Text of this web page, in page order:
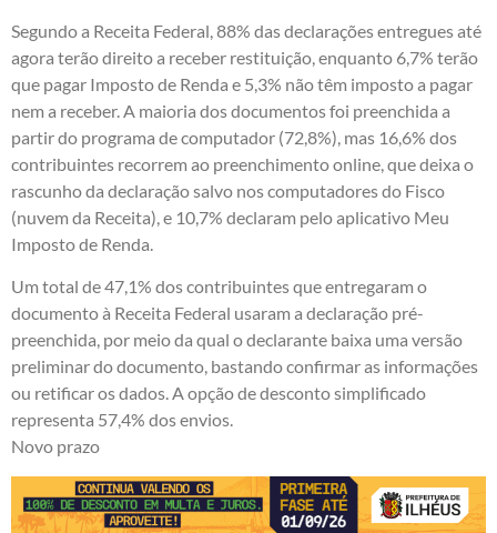
Segundo a Receita Federal, 88% das declarações entregues até
agora terão direito a receber restituição, enquanto 6,7% terão
que pagar Imposto de Renda e 5,3% não têm imposto a pagar
nem a receber. A maioria dos documentos foi preenchida a
partir do programa de computador (72,8%), mas 16,6% dos
contribuintes recorrem ao preenchimento online, que deixa o
rascunho da declaração salvo nos computadores do Fisco
(nuvem da Receita), e 10,7% declaram pelo aplicativo Meu
Imposto de Renda.
Um total de 47,1% dos contribuintes que entregaram o
documento à Receita Federal usaram a declaração pré-
preenchida, por meio da qual o declarante baixa uma versão
preliminar do documento, bastando confirmar as informações
ou retificar os dados. A opção de desconto simplificado
representa 57,4% dos envios.
Novo prazo